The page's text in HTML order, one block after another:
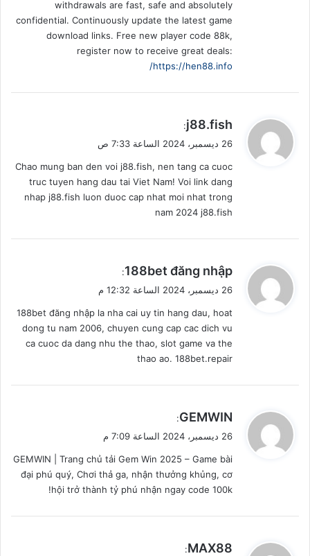
withdrawals are fast, safe and absolutely
confidential. Continuously update the latest game
download links. Free new player code 88k,
register now to receive great deals:
https://hen88.info/
ي
ل
j88.fish
:
26 ديسمبر، 2024 الساعة 7:33 ص
Chao mung ban den voi j88.fish, nen tang ca cuoc
truc tuyen hang dau tai Viet Nam! Voi link dang
nhap j88.fish luon duoc cap nhat moi nhat trong
nam 2024 j88.fish
ي
ل
188bet đăng nhập
:
26 ديسمبر، 2024 الساعة 12:32 م
188bet đăng nhập la nha cai uy tin hang dau, hoat
dong tu nam 2006, chuyen cung cap cac dich vu
ca cuoc da dang nhu the thao, slot game va the
thao ao. 188bet.repair
ي
ل
GEMWIN
:
26 ديسمبر، 2024 الساعة 7:09 م
GEMWIN | Trang chủ tải Gem Win 2025 – Game bài
đại phú quý, Chơi thả ga, nhận thưởng khủng, cơ
hội trở thành tỷ phú nhận ngay code 100k!
يMAX88
: